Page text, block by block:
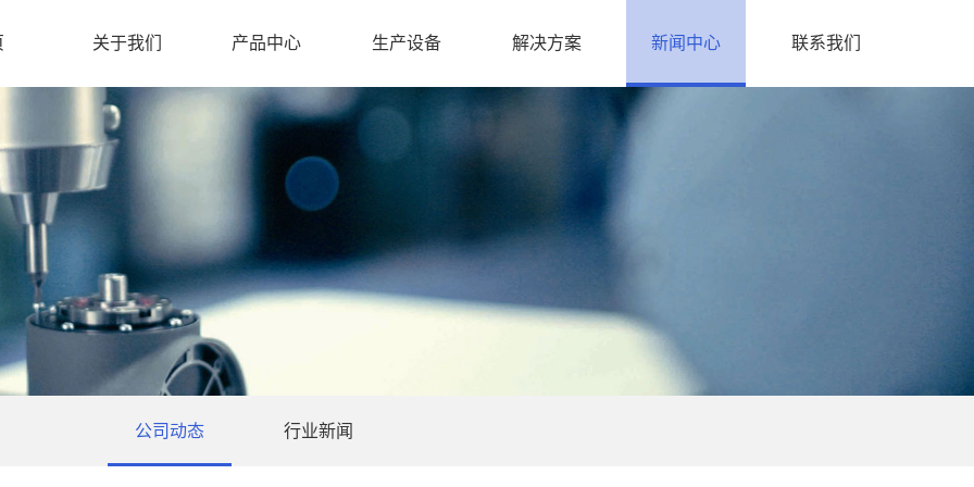
关于我们 产品中心 生产设备 解决方案 新闻中心 联系我们
公司动态 行业新闻